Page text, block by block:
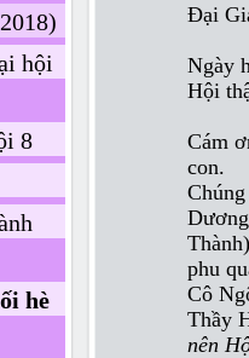
Đại
Ngày
Hội
Cám
con.
phu
Cô
Thầy
nên
hội
8
hè